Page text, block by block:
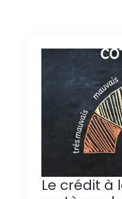
Le crédit à